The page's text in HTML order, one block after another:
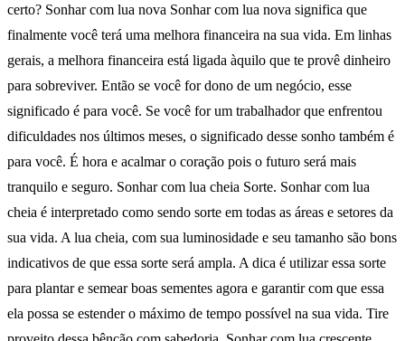
certo? Sonhar com lua nova Sonhar com lua nova significa que
finalmente você terá uma melhora financeira na sua vida. Em linhas
gerais, a melhora financeira está ligada àquilo que te provê dinheiro
para sobreviver. Então se você for dono de um negócio, esse
significado é para você. Se você for um trabalhador que enfrentou
dificuldades nos últimos meses, o significado desse sonho também é
para você. É hora e acalmar o coração pois o futuro será mais
tranquilo e seguro. Sonhar com lua cheia Sorte. Sonhar com lua
cheia é interpretado como sendo sorte em todas as áreas e setores da
sua vida. A lua cheia, com sua luminosidade e seu tamanho são bons
indicativos de que essa sorte será ampla. A dica é utilizar essa sorte
para plantar e semear boas sementes agora e garantir com que essa
ela possa se estender o máximo de tempo possível na sua vida. Tire